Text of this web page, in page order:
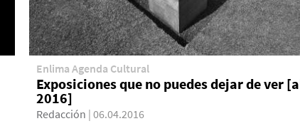
Enlima Agenda Cultural
Exposiciones que no puedes dejar de ver
2016]
Redacción | 06.04.2016